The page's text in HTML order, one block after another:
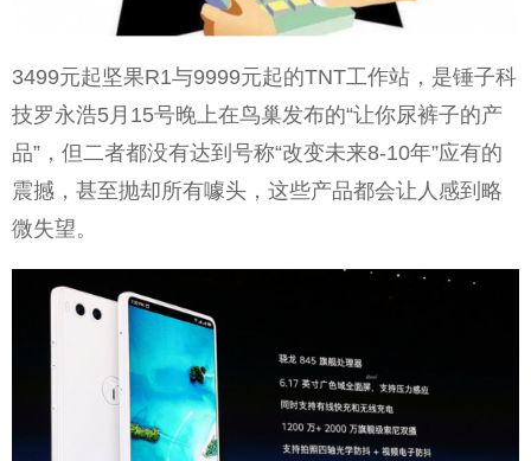
3499元起坚果R1与9999元起的TNT工作站，是锤子科
技罗永浩5月15号晚上在鸟巢发布的“让你尿裤子的产
品”，但二者都没有达到号称“改变未来8-10年”应有的
震撼，甚至抛却所有噱头，这些产品都会让人感到略
微失望。